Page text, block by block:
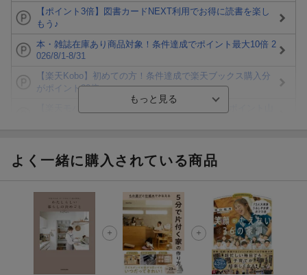
【ポイント3倍】図書カードNEXT利用でお得に読書を楽し
もう♪
本・雑誌在庫あり商品対象！条件達成でポイント最大10倍 2
026/8/1-8/31
【楽天Kobo】初めての方！条件達成で楽天ブックス購入分
がポイント20倍
ト山分け
エントリー＆3,000円以上購入で無料データSIM（3GB/月プ
ラン）が当たる！
楽天モバイル紹介キャンペーンの拡散で300円OFFクーポン
進呈
よく一緒に購入されている商品